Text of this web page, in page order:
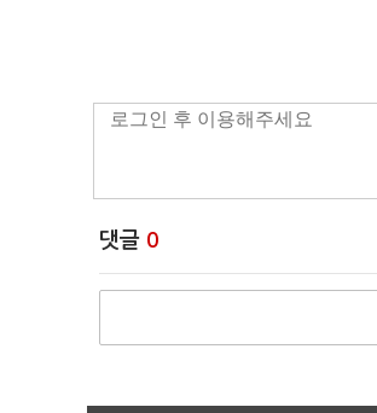
댓글 0